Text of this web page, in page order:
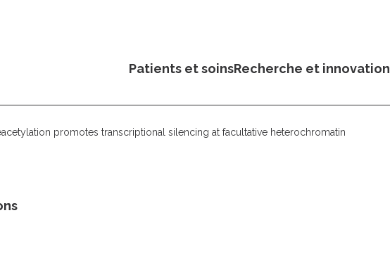
Patients et soinsRecherche et innovation
promotes transcriptional silencing at facultative heterochromatin